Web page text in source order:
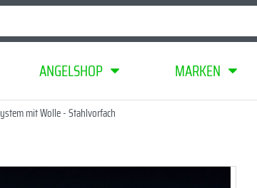
ANGELSHOP MARKEN
mit Wolle - Stahlvorfach